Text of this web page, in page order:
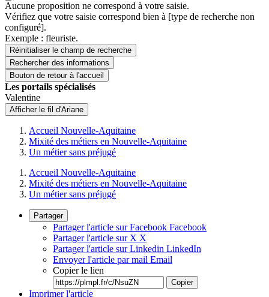
Aucune proposition ne correspond à votre saisie.
Vérifiez que votre saisie correspond bien à [type de recherche non
configuré].
Exemple : fleuriste.
Réinitialiser le champ de recherche
Rechercherdes informations
Bouton de retour à l'accueil
Les portails spécialisés
Valentine
Afficher le fil d'Ariane
Accueil Nouvelle-Aquitaine
Mixité des métiers en Nouvelle-Aquitaine
Un métier sans préjugé
Accueil Nouvelle-Aquitaine
Mixité des métiers en Nouvelle-Aquitaine
Un métier sans préjugé
Partager
Partager l'article sur Facebook Facebook
Partager l'article sur X X
Partager l'article sur Linkedin LinkedIn
Envoyer l'article par mail Email
Copier le lien
Copier
Imprimer l'article